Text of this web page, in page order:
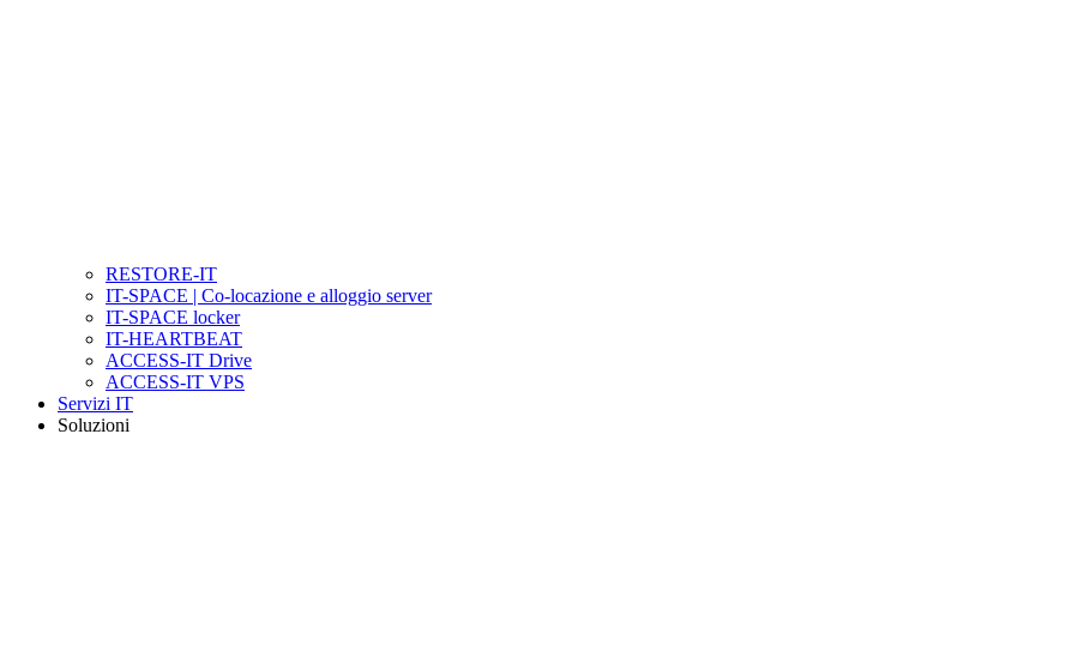
RESTORE-IT
IT-SPACE | Co-locazione e alloggio server
IT-SPACE locker
IT-HEARTBEAT
ACCESS-IT Drive
ACCESS-IT VPS
Servizi IT
Soluzioni